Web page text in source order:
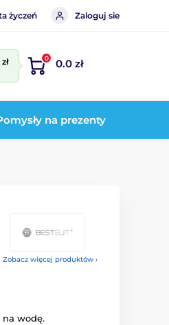
życzeń Zaloguj sie
0 0.0 zł
na prezenty
Zobacz więcej produktów ›
na wodę.